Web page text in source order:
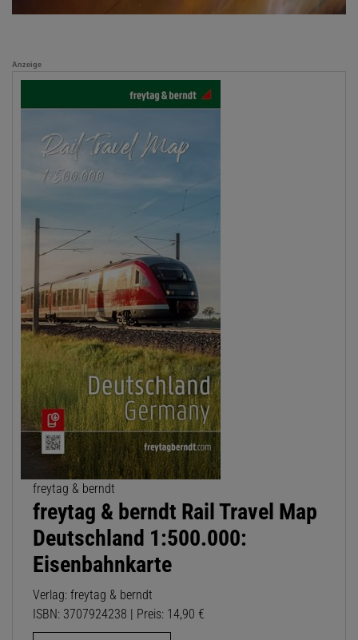
Anzeige
freytag & berndt
freytag & berndt Rail Travel Map
Deutschland 1:500.000:
Eisenbahnkarte
Verlag: freytag & berndt
ISBN: 3707924238 | Preis: 14,90 €